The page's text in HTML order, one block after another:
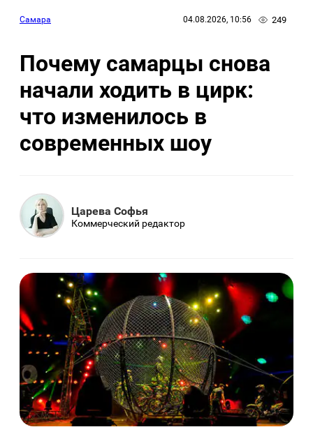
Самара 04.08.2026, 10:56 249
Почему самарцы снова
начали ходить в цирк:
что изменилось в
современных шоу
Царева Софья
Коммерческий редактор